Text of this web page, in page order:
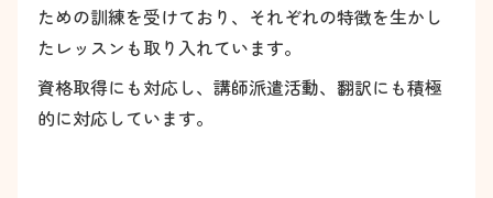
ための訓練を受けており、それぞれの特徴を生かし
たレッスンも取り入れています。
資格取得にも対応し、講師派遣活動、翻訳にも積極
的に対応しています。